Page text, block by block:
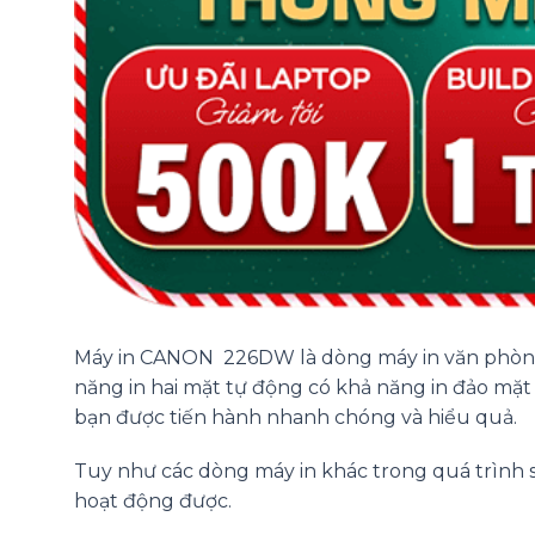
Máy in CANON 226DW là dòng máy in văn
năng in hai mặt tự động có khả năng in đảo
bạn được tiến hành nhanh chóng và hiểu quả.
Tuy như các dòng máy in khác trong quá trình
hoạt động được.